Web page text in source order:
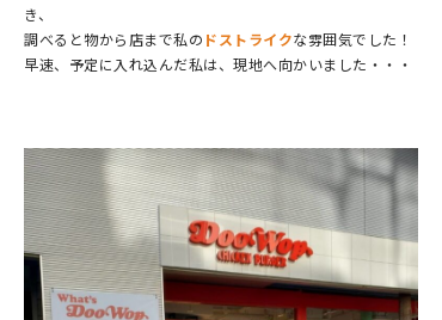
き、
調べると物から店まで私の ドストライクな雰囲気でした！
早速、予定に入れ込んだ私は、現地へ向かいました・・・